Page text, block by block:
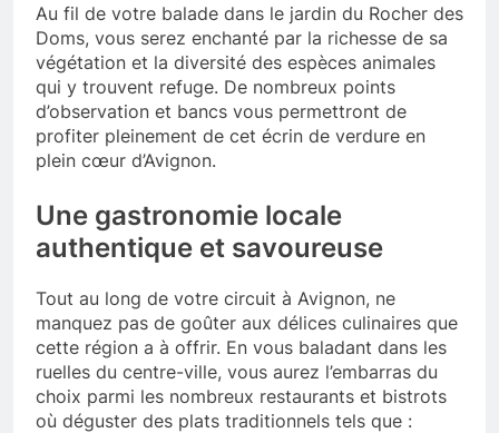
Au fil de votre balade dans le jardin du Rocher des
Doms, vous serez enchanté par la richesse de sa
végétation et la diversité des espèces animales
qui y trouvent refuge. De nombreux points
d’observation et bancs vous permettront de
profiter pleinement de cet écrin de verdure en
plein cœur d’Avignon.
Une gastronomie locale
authentique et savoureuse
Tout au long de votre circuit à Avignon, ne
manquez pas de goûter aux délices culinaires que
cette région a à offrir. En vous baladant dans les
ruelles du centre-ville, vous aurez l’embarras du
choix parmi les nombreux restaurants et bistrots
où déguster des plats traditionnels tels que :